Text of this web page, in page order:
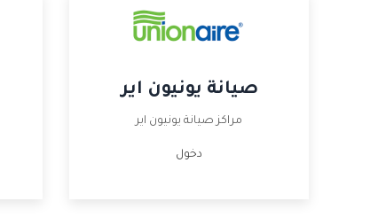
صيانة يونيون اير
مراكز صيانة يونيون اير
دخول